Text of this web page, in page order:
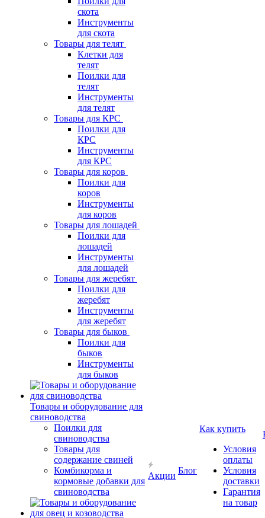
скота
Инструменты
для скота
Товары для телят
Клетки для
телят
Поилки для
телят
Инструменты
для телят
Товары для КРС
Поилки для
КРС
Инструменты
для КРС
Товары для коров
Поилки для
коров
Инструменты
для коров
Товары для лошадей
Поилки для
лошадей
Инструменты
для лошадей
Товары для жеребят
Поилки для
жеребят
Инструменты
для жеребят
Товары для быков
Поилки для
быков
Инструменты
для быков
Товары и оборудование для
свиноводства
Поилки для
свиноводства
Товары для
содержание свиней
Комбикорма и
кормовые добавки для
свиноводства
Акции
Блог
Как купить
Условия
оплаты
Условия
доставки
Гарантия
на товар